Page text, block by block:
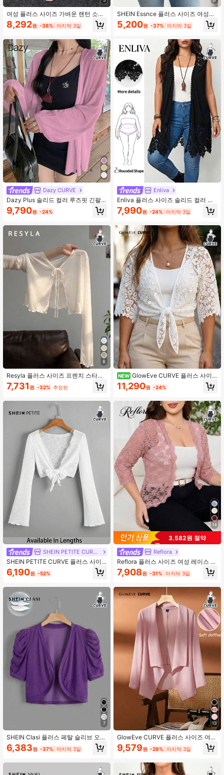
여성 플러스 사이즈 가벼운 랜턴 소매
허리 끈 오픈 프론트 키모노, 여름용
8,292원 -38% 마지막 3일
Dazy CURVE
Dazy Plus 솔리드 컬러 루즈핏 긴팔
화이트 커버업 오픈 프론트 플러스 사
이즈 여성 봄 여름 가을 경량 재킷
9,790원 -24%
8
Resyla 플러스 사이즈 프렌치 스타일
캐미솔 드레스 러플 트림 긴팔 티셔츠
커버업 니트 커버업 여성 여름 자외선
7,731 원 -32% 추정된
SHEIN PETITE CURVE
SHEIN PETITE CURVE 플러스 사이
즈 여성 플레어 소매 러플 타이 웨이스
트 기모노 스타일 탑, 여름
6,190원 -52%
7
SHEIN Clasi 플러스 페탈 슬리브 오픈
프론트 크롭 재킷
6,383원 -37% 마지막 3일
SHEIN Essnce 플러스 사이즈 여성
봄/여름 패션 캐주얼 편안한 일상 기본
다용도 반팔 블랙 가디건, 여름 코트,
5,200원 -37% 마지막 3일
Enliva
Enliva 플러스 사이즈 솔리드 컬러 할
로우 아웃 민소매 롱 재킷 겨울 가을,
애플 및 둥근 체형용
7,990원 -24% 마지막 3일
NEW GlowEve CURVE 플러스 사이
즈 여성용 봄/여름 미니멀리스트 캐주
얼 카디건 레이스업 자카드 원단 재킷
11,290원 -24%
14
3,582원 절약
Reflora
Reflora 플러스 사이즈 여성 레이스 패
치워크 캐주얼 버서타일 데일리 웨어
가디건
7,908원 -31% 마지막 3일
13
GlowEve CURVE 플러스 사이즈 여성
캐주얼 쉬폰 통기성 가디건
9,579원 -29% 마지막 3일